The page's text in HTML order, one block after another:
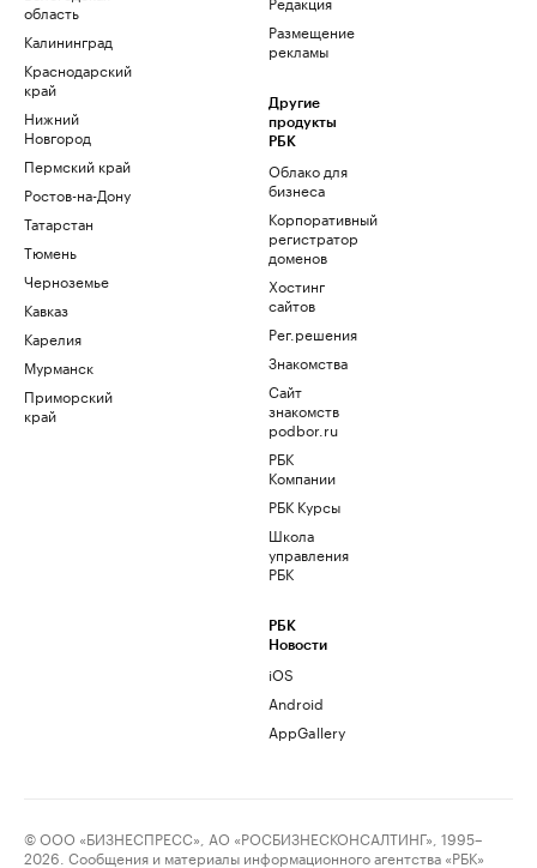
область
Калининград
Краснодарский
край
Нижний
Новгород
Пермский край
Ростов-на-Дону
Татарстан
Тюмень
Черноземье
Кавказ
Карелия
Мурманск
Приморский
край
Размещение
рекламы
Другие
продукты
РБК
Облако для
бизнеса
Корпоративный
регистратор
доменов
Хостинг
сайтов
Рег.решения
Знакомства
Сайт
знакомств
podbor.ru
РБК
Компании
РБК Курсы
Школа
управления
РБК
РБК
Новости
iOS
Android
AppGallery
© ООО «БИЗНЕСПРЕСС», АО «РОСБИЗНЕСКОНСАЛТИНГ», 1995–
2026. Сообщения и материалы информационного агентства «РБК»